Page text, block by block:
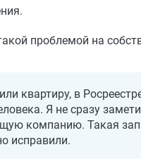
проблемой на
квартиру, в
Я не сразу
компанию. Такая
исправили.